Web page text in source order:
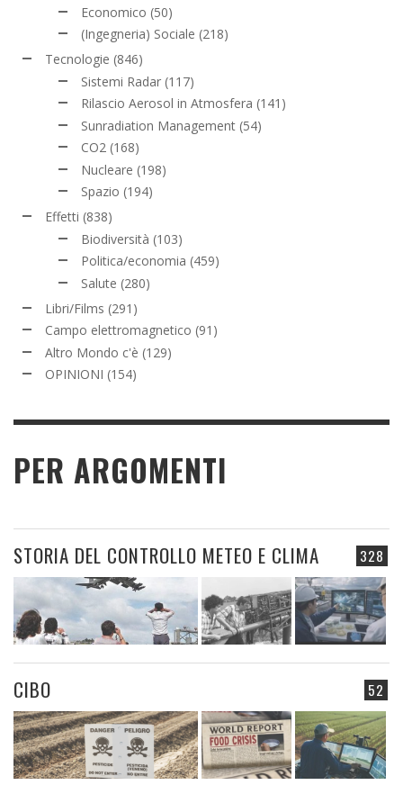
Economico (50)
(Ingegneria) Sociale (218)
Tecnologie (846)
Sistemi Radar (117)
Rilascio Aerosol in Atmosfera (141)
Sunradiation Management (54)
CO2 (168)
Nucleare (198)
Spazio (194)
Effetti (838)
Biodiversità (103)
Politica/economia (459)
Salute (280)
Libri/Films (291)
Campo elettromagnetico (91)
Altro Mondo c'è (129)
OPINIONI (154)
PER ARGOMENTI
328
STORIA DEL CONTROLLO METEO E CLIMA
52
CIBO